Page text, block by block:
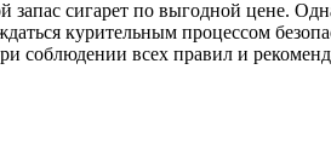
сигарет по выгодной цене.
курительным процессом
соблюдении всех правил и